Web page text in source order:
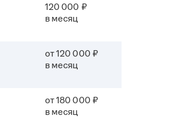
120 000 ₽
в месяц
от 120 000 ₽
в месяц
от 180 000 ₽
в месяц